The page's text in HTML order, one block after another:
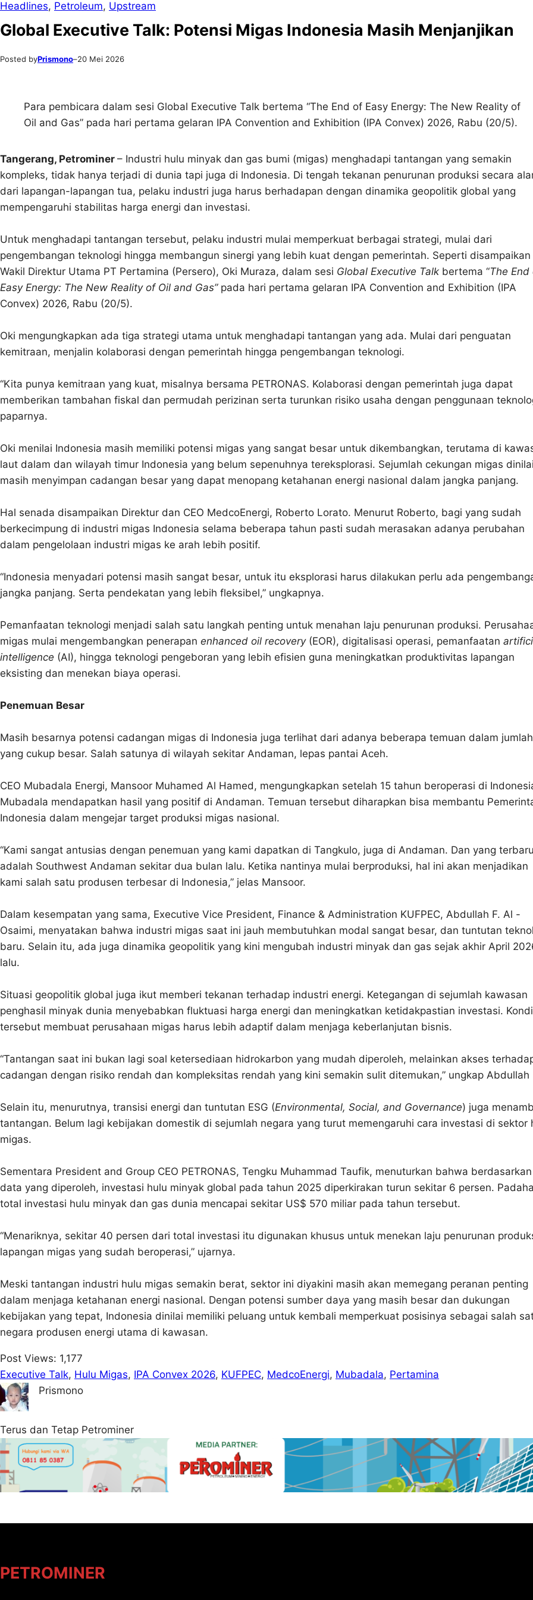
Headlines, Petroleum, Upstream
Global Executive Talk: Potensi Migas Indonesia Masih Menjanjikan
Posted byPrismono–20 Mei 2026
Para pembicara dalam sesi Global Executive Talk bertema “The End of Easy Energy: The New Reality of
Oil and Gas” pada hari pertama gelaran IPA Convention and Exhibition (IPA Convex) 2026, Rabu (20/5).
Tangerang, Petrominer – Industri hulu minyak dan gas bumi (migas) menghadapi tantangan yang semakin
kompleks, tidak hanya terjadi di dunia tapi juga di Indonesia. Di tengah tekanan penurunan produksi secara
dari lapangan-lapangan tua, pelaku industri juga harus berhadapan dengan dinamika geopolitik global yang
mempengaruhi stabilitas harga energi dan investasi.
Untuk menghadapi tantangan tersebut, pelaku industri mulai memperkuat berbagai strategi, mulai dari
pengembangan teknologi hingga membangun sinergi yang lebih kuat dengan pemerintah. Seperti disampaikan
Wakil Direktur Utama PT Pertamina (Persero), Oki Muraza, dalam sesi Global Executive Talk bertema “The End
Easy Energy: The New Reality of Oil and Gas”pada hari pertama gelaran IPA Convention and Exhibition (IPA
Convex) 2026, Rabu (20/5).
Oki mengungkapkan ada tiga strategi utama untuk menghadapi tantangan yang ada. Mulai dari penguatan
kemitraan, menjalin kolaborasi dengan pemerintah hingga pengembangan teknologi.
“Kita punya kemitraan yang kuat, misalnya bersama PETRONAS. Kolaborasi dengan pemerintah juga dapat
memberikan tambahan fiskal dan permudah perizinan serta turunkan risiko usaha dengan penggunaan
paparnya.
Oki menilai Indonesia masih memiliki potensi migas yang sangat besar untuk dikembangkan, terutama di
laut dalam dan wilayah timur Indonesia yang belum sepenuhnya tereksplorasi. Sejumlah cekungan migas dinilai
masih menyimpan cadangan besar yang dapat menopang ketahanan energi nasional dalam jangka panjang.
Hal senada disampaikan Direktur dan CEO MedcoEnergi, Roberto Lorato. Menurut Roberto, bagi yang sudah
berkecimpung di industri migas Indonesia selama beberapa tahun pasti sudah merasakan adanya perubahan
dalam pengelolaan industri migas ke arah lebih positif.
“Indonesia menyadari potensi masih sangat besar, untuk itu eksplorasi harus dilakukan perlu ada
jangka panjang. Serta pendekatan yang lebih fleksibel,” ungkapnya.
Pemanfaatan teknologi menjadi salah satu langkah penting untuk menahan laju penurunan produksi.
migas mulai mengembangkan penerapan enhanced oil recovery (EOR), digitalisasi operasi, pemanfaatan
intelligence (AI), hingga teknologi pengeboran yang lebih efisien guna meningkatkan produktivitas lapangan
eksisting dan menekan biaya operasi.
Penemuan Besar
Masih besarnya potensi cadangan migas di Indonesia juga terlihat dari adanya beberapa temuan dalam jumlah
yang cukup besar. Salah satunya di wilayah sekitar Andaman, lepas pantai Aceh.
CEO Mubadala Energi, Mansoor Muhamed Al Hamed, mengungkapkan setelah 15 tahun beroperasi di
Mubadala mendapatkan hasil yang positif di Andaman. Temuan tersebut diharapkan bisa membantu
Indonesia dalam mengejar target produksi migas nasional.
“Kami sangat antusias dengan penemuan yang kami dapatkan di Tangkulo, juga di Andaman. Dan yang terbaru
adalah Southwest Andaman sekitar dua bulan lalu. Ketika nantinya mulai berproduksi, hal ini akan menjadikan
kami salah satu produsen terbesar di Indonesia,” jelas Mansoor.
Dalam kesempatan yang sama, Executive Vice President, Finance & Administration KUFPEC, Abdullah F. Al -
Osaimi, menyatakan bahwa industri migas saat ini jauh membutuhkan modal sangat besar, dan tuntutan
baru. Selain itu, ada juga dinamika geopolitik yang kini mengubah industri minyak dan gas sejak akhir April
lalu.
Situasi geopolitik global juga ikut memberi tekanan terhadap industri energi. Ketegangan di sejumlah kawasan
penghasil minyak dunia menyebabkan fluktuasi harga energi dan meningkatkan ketidakpastian investasi.
tersebut membuat perusahaan migas harus lebih adaptif dalam menjaga keberlanjutan bisnis.
“Tantangan saat ini bukan lagi soal ketersediaan hidrokarbon yang mudah diperoleh, melainkan akses
cadangan dengan risiko rendah dan kompleksitas rendah yang kini semakin sulit ditemukan,” ungkap Abdullah
Selain itu, menurutnya, transisi energi dan tuntutan ESG (Environmental, Social, and Governance) juga
tantangan. Belum lagi kebijakan domestik di sejumlah negara yang turut memengaruhi cara investasi di sektor
migas.
Sementara President and Group CEO PETRONAS, Tengku Muhammad Taufik, menuturkan bahwa berdasarkan
data yang diperoleh, investasi hulu minyak global pada tahun 2025 diperkirakan turun sekitar 6 persen.
total investasi hulu minyak dan gas dunia mencapai sekitar US$ 570 miliar pada tahun tersebut.
“Menariknya, sekitar 40 persen dari total investasi itu digunakan khusus untuk menekan laju penurunan
lapangan migas yang sudah beroperasi,” ujarnya.
Meski tantangan industri hulu migas semakin berat, sektor ini diyakini masih akan memegang peranan penting
dalam menjaga ketahanan energi nasional. Dengan potensi sumber daya yang masih besar dan dukungan
kebijakan yang tepat, Indonesia dinilai memiliki peluang untuk kembali memperkuat posisinya sebagai salah
negara produsen energi utama di kawasan.
Post Views: 1,177
Executive Talk, Hulu Migas, IPA Convex 2026, KUFPEC, MedcoEnergi, Mubadala, Pertamina
Prismono
Terus dan Tetap Petrominer
PETROMINER